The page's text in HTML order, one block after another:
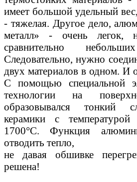
имеет большой удельный
- тяжелая. Другое дело,
металл» - очень легок,
сравнительно
Следовательно, нужно
двух материалов в одном. И
С помощью специальной
технологии на
образовывался тонкий
керамики с
1700°С. Функция
отводить тепло,
не давая обшивке
решена!